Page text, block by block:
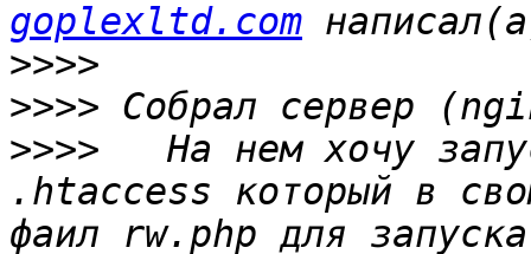
goplexltd.com
>>>>
>>>>
>>>> На нем хочу
.htaccess который в